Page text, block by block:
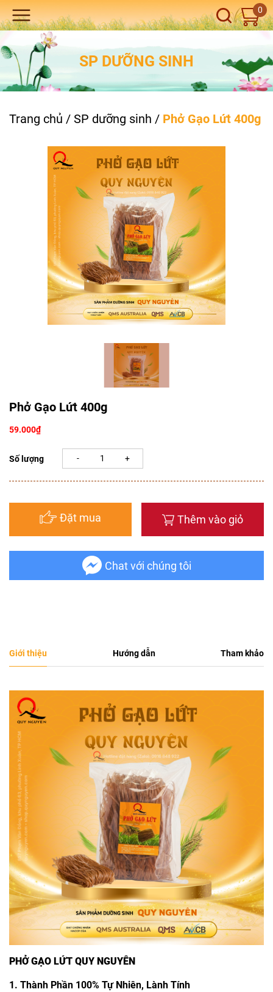
0
SP DƯỠNG SINH
Trang chủ / SP dưỡng sinh / Phở Gạo Lứt 400g
Phở Gạo Lứt 400g
59.000₫
Số lượng
Đặt mua Thêm vào giỏ
Chat với chúng tôi
Giới thiệu Hướng dẫn Tham khảo
PHỞ GẠO LỨT QUY NGUYÊN
1. Thành Phần 100% Tự Nhiên, Lành Tính